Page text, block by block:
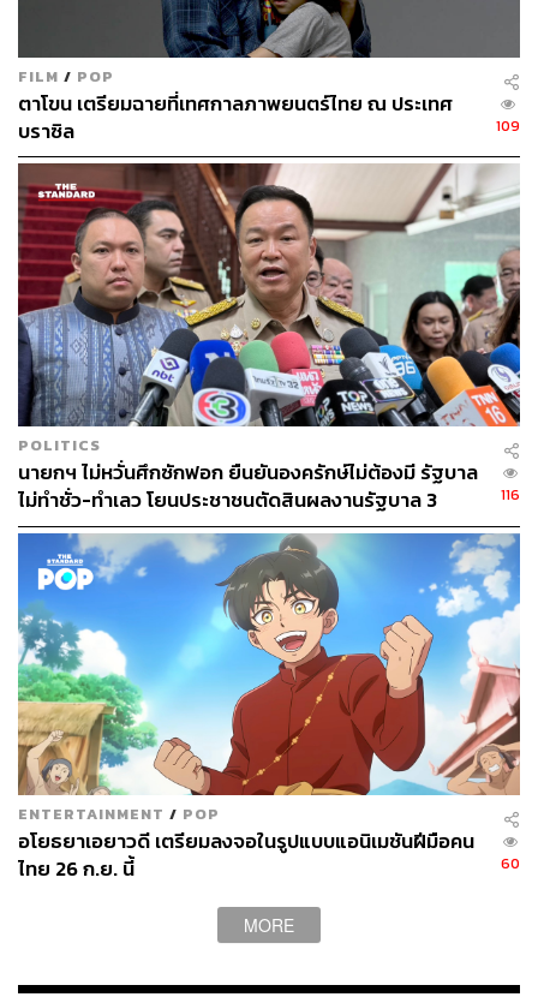
FILM / POP
ตาโขน เตรียมฉายที่เทศกาลภาพยนตร์ไทย ณ ประเทศ
บราซิล
109
POLITICS
นายกฯ ไม่หวั่นศึกซักฟอก ยืนยันองครักษ์ไม่ต้องมี รัฐบาล
ไม่ทำชั่ว-ทำเลว โยนประชาชนตัดสินผลงานรัฐบาล 3
เดือน
116
ENTERTAINMENT / POP
อโยธยาเอยาวดี เตรียมลงจอในรูปแบบแอนิเมชันฝีมือคน
ไทย 26 ก.ย. นี้
60
MORE